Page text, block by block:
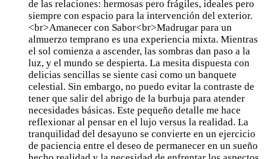
de las relaciones: hermosas pero frágiles, ideales pero
siempre con espacio para la intervención del exterior.
<br>Amanecer con Sabor<br>Madrugar para un
almuerzo temprano es una experiencia mixta. Mientras
el sol comienza a ascender, las sombras dan paso a la
luz, y el mundo se despierta. La mesita dispuesta con
delicias sencillas se siente casi como un banquete
celestial. Sin embargo, no puedo evitar la contraste de
tener que salir del abrigo de la burbuja para atender
necesidades básicas. Este pequeño detalle me hace
reflexionar al pensar en el lujo versus la realidad. La
tranquilidad del desayuno se convierte en un ejercicio
de paciencia entre el deseo de permanecer en un sueño